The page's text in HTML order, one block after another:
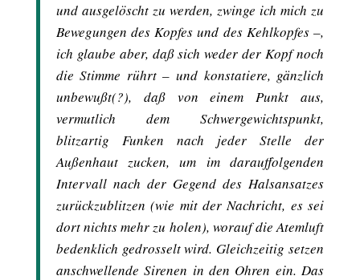
und ausgelöscht zu werden, zwinge ich mich zu
Bewegungen des Kopfes und des Kehlkopfes –,
ich glaube aber, daß sich weder der Kopf noch
die Stimme rührt – und konstatiere, gänzlich
unbewußt(?), daß von einem Punkt aus,
vermutlich dem Schwergewichtspunkt,
blitzartig Funken nach jeder Stelle der
Außenhaut zucken, um im darauffolgenden
Intervall nach der Gegend des Halsansatzes
zurückzublitzen (wie mit der Nachricht, es sei
dort nichts mehr zu holen), worauf die Atemluft
bedenklich gedrosselt wird. Gleichzeitig setzen
anschwellende Sirenen in den Ohren ein. Das